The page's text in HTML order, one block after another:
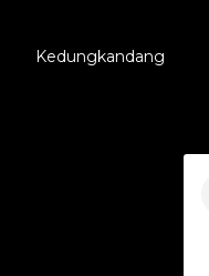
Kedungkandang